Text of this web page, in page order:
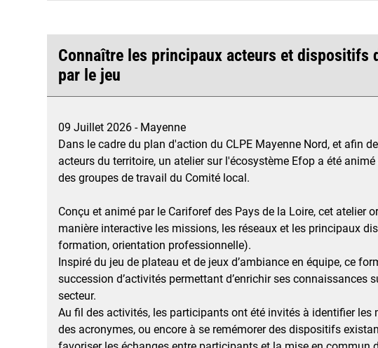
Connaître les principaux acteurs et dispositifs
par le jeu
09 Juillet 2026 - Mayenne
Dans le cadre du plan d'action du CLPE Mayenne Nord, et afin
acteurs du territoire, un atelier sur l'écosystème Efop a été
des groupes de travail du Comité local.
Conçu et animé par le Cariforef des Pays de la Loire, cet atelier
manière interactive les missions, les réseaux et les principaux
formation, orientation professionnelle).
Inspiré du jeu de plateau et de jeux d’ambiance en équipe, ce
succession d’activités permettant d’enrichir ses
secteur.
Au fil des activités, les participants ont été invités à identifier les
des acronymes, ou encore à se remémorer des dispositifs